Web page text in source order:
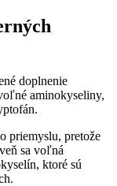
doplnenie
aminokyseliny,
priemyslu, pretože
sa voľná
ktoré sú